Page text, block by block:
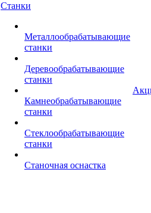
Станки
Металлообрабатывающие
станки
Деревообрабатывающие
станки
Камнеобрабатывающие
станки
Стеклообрабатывающие
станки
Станочная оснастка